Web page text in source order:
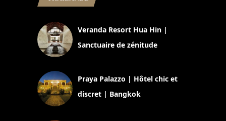
Veranda Resort Hua Hin |
Sanctuaire de zénitude
Praya Palazzo | Hôtel chic et
discret | Bangkok